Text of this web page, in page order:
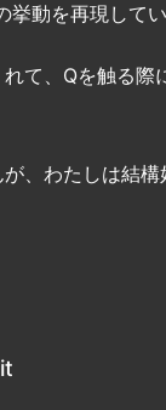
挙動を再現してい
て、Qを触る際
、わたしは結